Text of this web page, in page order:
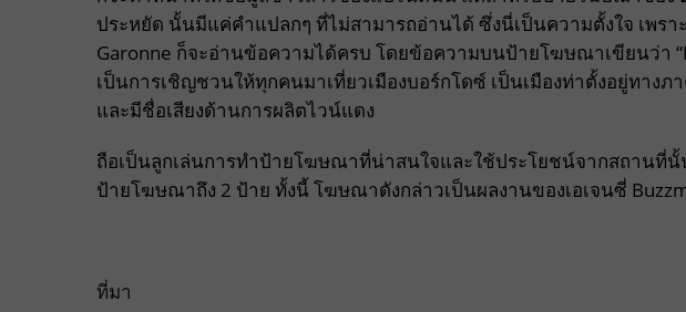
ประหยัด นั้นมีแค่คำแปลกๆ ที่ไม่สามารถอ่านได้ ซึ่งนี่เป็นความตั้งใจ เพร
Garonne ก็จะอ่านข้อความได้ครบ โดยข้อความบนป้ายโฆษณาเขียนว่า
เป็นการเชิญชวนให้ทุกคนมาเที่ยวเมืองบอร์กโดซ์ เป็นเมืองท่าตั้งอยู่ทางภ
และมีชื่อเสียงด้านการผลิตไวน์แดง
ถือเป็นลูกเล่นการทำป้ายโฆษณาที่น่าสนใจและใช้ประโยชน์จากสถานที่
ป้ายโฆษณาถึง 2 ป้าย ทั้งนี้ โฆษณาดังกล่าวเป็นผลงานของเอเจนซี่
ที่มา